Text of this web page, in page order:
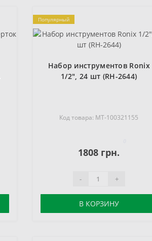
Популярный
Набор инструментов Ronix
1/2", 24 шт (RH-2644)
Код товара: MT-100321155
1808 грн.
- +
В КОРЗИНУ